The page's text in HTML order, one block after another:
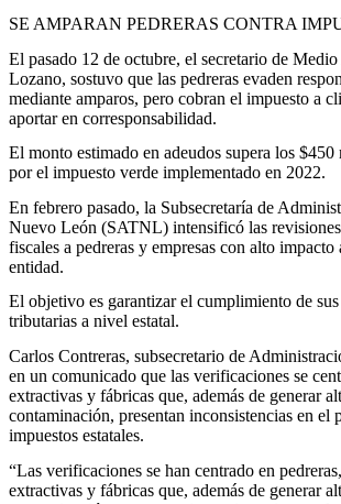
SE AMPARAN PEDRERAS CONTRA
El pasado 12 de octubre, el secretario de
Lozano, sostuvo que las pedreras evaden
mediante amparos, pero cobran el impuesto a
aportar en corresponsabilidad.
El monto estimado en adeudos supera los $450
por el impuesto verde implementado en 2022.
En febrero pasado, la Subsecretaría de
Nuevo León (SATNL) intensificó las
fiscales a pedreras y empresas con alto impacto
entidad.
El objetivo es garantizar el cumplimiento de
tributarias a nivel estatal.
Carlos Contreras, subsecretario de
en un comunicado que las verificaciones se
extractivas y fábricas que, además de generar
contaminación, presentan inconsistencias en el
impuestos estatales.
“Las verificaciones se han centrado en
extractivas y fábricas que, además de generar